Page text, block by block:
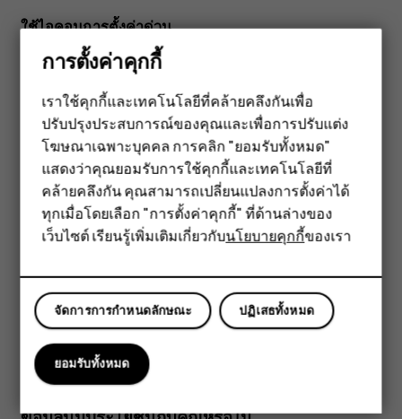
สมาร์ทโฟน
ฟีเจอร์โฟน
อุปกรณ์เสริม
แท็บเล็ต
ใช้ไอคอนการตั้งค่าด่วน
หากต้องการเปิดใช้งานคุณลักษณะ ให้แตะไอคอนการตั้งค่าด่วน
บนแผงการแจ้งเตือน หากต้องการดูไอคอนเพิ่มเติม ให้ลากเมนูลง
ค้างไว้ จากนั้นลากไปไว้ที่ตำแหน่งอื่น
การตั้งค่าคุกกี้
เราใช้คุกกี้และเทคโนโลยีที่คล้ายคลึงกันเพื่อ
ปรับปรุงประสบการณ์ของคุณและเพื่อการปรับแต่ง
โฆษณาเฉพาะบุคคล การคลิก "ยอมรับทั้งหมด"
แสดงว่าคุณยอมรับการใช้คุกกี้และเทคโนโลยีที่
คล้ายคลึงกัน คุณสามารถเปลี่ยนแปลงการตั้งค่าได้
ทุกเมื่อโดยเลือก "การตั้งค่าคุกกี้" ที่ด้านล่างของ
เว็บไซต์ เรียนรู้เพิ่มเติมเกี่ยวกับนโยบายคุกกี้ของเรา
ปฏิเสธทั้งหมด
จัดการการกำหนดลักษณะ
ยอมรับทั้งหมด